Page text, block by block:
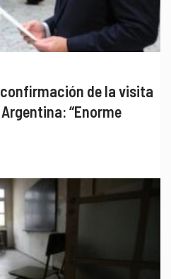
de la visita
“Enorme